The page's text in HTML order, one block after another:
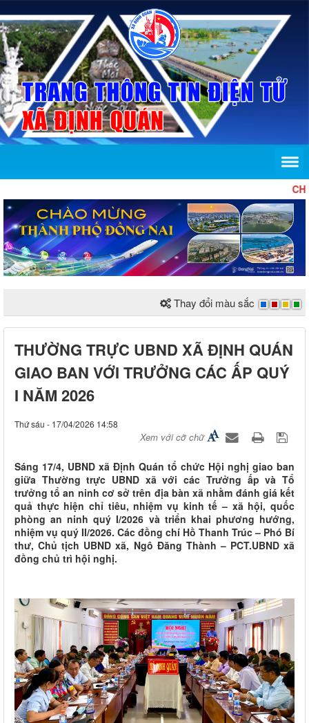
CHÀO
Thay đổi màu sắc
THƯỜNG TRỰC UBND XÃ ĐỊNH QUÁN
GIAO BAN VỚI TRƯỞNG CÁC ẤP QUÝ
I NĂM 2026
Thứ sáu - 17/04/2026 14:58
Xem với cỡ chữ
Sáng 17/4, UBND xã Định Quán tổ chức Hội nghị giao ban
giữa Thường trực UBND xã với các Trưởng ấp và Tổ
trưởng tổ an ninh cơ sở trên địa bàn xã nhằm đánh giá kết
quả thực hiện chỉ tiêu, nhiệm vụ kinh tế – xã hội, quốc
phòng an ninh quý I/2026 và triển khai phương hướng,
nhiệm vụ quý II/2026. Các đồng chí Hồ Thanh Trúc – Phó Bí
thư, Chủ tịch UBND xã, Ngô Đăng Thành – PCT.UBND xã
đồng chủ trì hội nghị.